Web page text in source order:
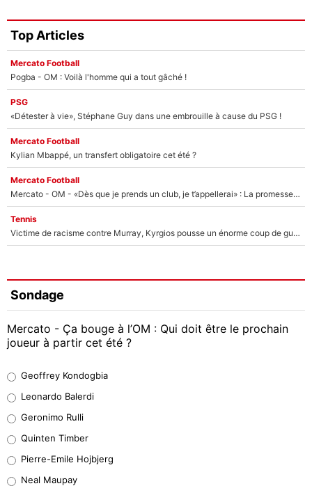
Top Articles
Mercato Football
Pogba - OM : Voilà l'homme qui a tout gâché !
PSG
«Détester à vie», Stéphane Guy dans une embrouille à cause du PSG !
Mercato Football
Kylian Mbappé, un transfert obligatoire cet été ?
Mercato Football
Mercato - OM - «Dès que je prends un club, je t’appellerai» : La promesse de Marcelino au moment de claquer la porte
Tennis
Victime de racisme contre Murray, Kyrgios pousse un énorme coup de gueule !
Sondage
Mercato - Ça bouge à l’OM : Qui doit être le prochain
joueur à partir cet été ?
38%
32%
5%
Geoffrey Kondogbia
Leonardo Balerdi
Geronimo Rulli
Quinten Timber
Pierre-Emile Hojbjerg
Neal Maupay